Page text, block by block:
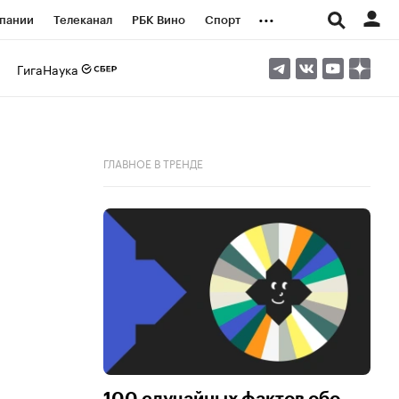
Телеканал РБК Вино Спорт ...
ГигаНаука
ГЛАВНОЕ В ТРЕНДЕ